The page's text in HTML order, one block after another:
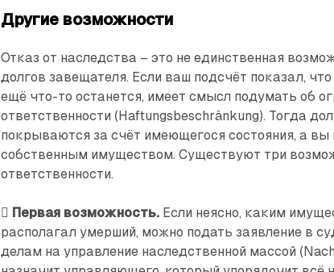
Другие возможности
Отказ от наследства – это не единственная
долгов завещателя. Если ваш подсчёт показал,
ещё что-то останется, имеет смысл подумать об
ответственности (Haftungsbeschränkung). Тогда
покрываются за счёт имеющегося состояния, а вы
собственным имуществом. Существуют три
ответственности.
 Первая возможность. Если неясно, каким
располагал умерший, можно подать заявление в
делам на управление наследственной массой